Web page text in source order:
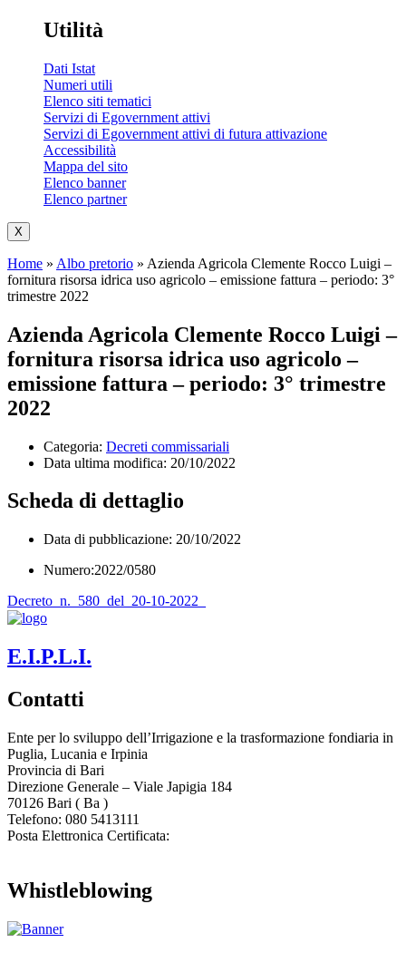
Utilità
Dati Istat
Numeri utili
Elenco siti tematici
Servizi di Egovernment attivi
Servizi di Egovernment attivi di futura attivazione
Accessibilità
Mappa del sito
Elenco banner
Elenco partner
X
Home » Albo pretorio » Azienda Agricola Clemente Rocco Luigi –
fornitura risorsa idrica uso agricolo – emissione fattura – periodo: 3°
trimestre 2022
Azienda Agricola Clemente Rocco Luigi –
fornitura risorsa idrica uso agricolo –
emissione fattura – periodo: 3° trimestre
2022
Categoria: Decreti commissariali
Data ultima modifica: 20/10/2022
Scheda di dettaglio
Data di pubblicazione: 20/10/2022
Numero:2022/0580
Decreto_n._580_del_20-10-2022_
E.I.P.L.I.
Contatti
Ente per lo sviluppo dell’Irrigazione e la trasformazione fondiaria in
Puglia, Lucania e Irpinia
Provincia di Bari
Direzione Generale – Viale Japigia 184
70126 Bari ( Ba )
Telefono: 080 5413111
Posta Elettronica Certificata:
Whistleblowing